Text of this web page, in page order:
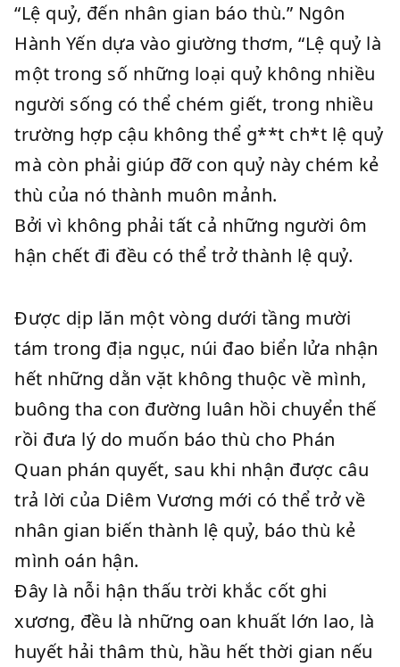
“Lệ quỷ, đến nhân gian báo thù.” Ngôn
Hành Yến dựa vào giường thơm, “Lệ quỷ là
một trong số những loại quỷ không nhiều
người sống có thể chém giết, trong nhiều
trường hợp cậu không thể g**t ch*t lệ quỷ
mà còn phải giúp đỡ con quỷ này chém kẻ
thù của nó thành muôn mảnh.
Bởi vì không phải tất cả những người ôm
hận chết đi đều có thể trở thành lệ quỷ.
Được dịp lăn một vòng dưới tầng mười
tám trong địa ngục, núi đao biển lửa nhận
hết những dằn vặt không thuộc về mình,
buông tha con đường luân hồi chuyển thế
rồi đưa lý do muốn báo thù cho Phán
Quan phán quyết, sau khi nhận được câu
trả lời của Diêm Vương mới có thể trở về
nhân gian biến thành lệ quỷ, báo thù kẻ
mình oán hận.
Đây là nỗi hận thấu trời khắc cốt ghi
xương, đều là những oan khuất lớn lao, là
huyết hải thâm thù, hầu hết thời gian nếu